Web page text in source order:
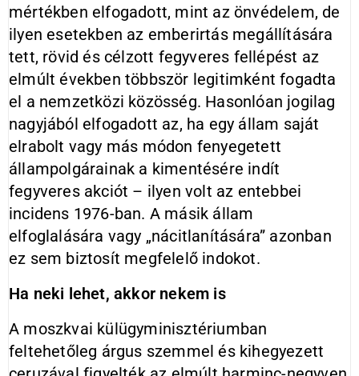
mértékben elfogadott, mint az önvédelem, de
ilyen esetekben az emberirtás megállítására
tett, rövid és célzott fegyveres fellépést az
elmúlt években többször legitimként fogadta
el a nemzetközi közösség. Hasonlóan jogilag
nagyjából elfogadott az, ha egy állam saját
elrabolt vagy más módon fenyegetett
állampolgárainak a kimentésére indít
fegyveres akciót – ilyen volt az entebbei
incidens 1976-ban. A másik állam
elfoglalására vagy „nácitlanítására” azonban
ez sem biztosít megfelelő indokot.
Ha neki lehet, akkor nekem is
A moszkvai külügyminisztériumban
feltehetőleg árgus szemmel és kihegyezett